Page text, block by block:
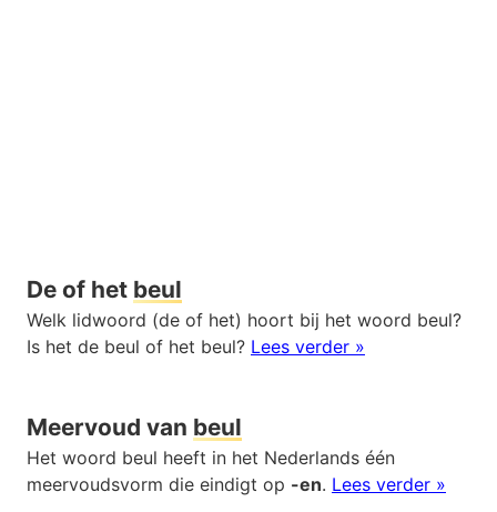
De of het beul
Welk lidwoord (de of het) hoort bij het woord beul?
Is het de beul of het beul? Lees verder »
Meervoud van beul
Het woord beul heeft in het Nederlands één
meervoudsvorm die eindigt op -en. Lees verder »